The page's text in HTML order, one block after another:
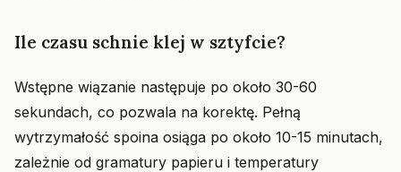
Ile czasu schnie klej w sztyfcie?
Wstępne wiązanie następuje po około 30-60
sekundach, co pozwala na korektę. Pełną
wytrzymałość spoina osiąga po około 10-15 minutach,
zależnie od gramatury papieru i temperatury